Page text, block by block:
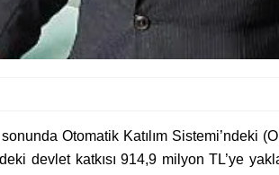
Otomatik Katılım Sistemi’ndeki
devlet katkısı 914,9 milyon TL’ye